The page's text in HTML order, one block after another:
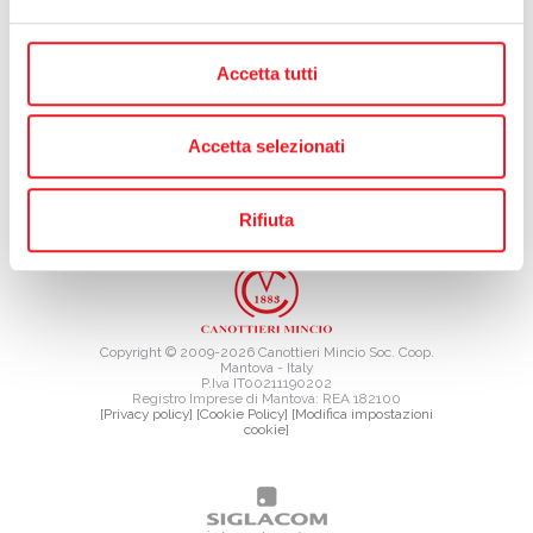
Accetta tutti
Accetta selezionati
Rifiuta
news
TAG DIRECTORY
Copyright © 2009-2026 Canottieri Mincio Soc. Coop.
Mantova - Italy
P.Iva IT00211190202
Registro Imprese di Mantova: REA 182100
[Privacy policy] [Cookie Policy] [Modifica impostazioni
cookie]